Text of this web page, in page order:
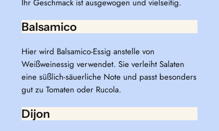
Ihr Geschmack ist ausgewogen und vielseitig.
Balsamico
Hier wird Balsamico-Essig anstelle von
Weißweinessig verwendet. Sie verleiht Salaten
eine süßlich-säuerliche Note und passt besonders
gut zu Tomaten oder Rucola.
Dijon